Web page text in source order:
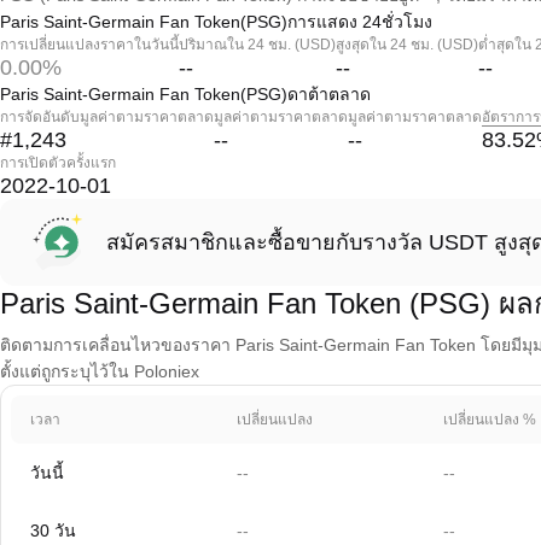
Paris Saint-Germain Fan Token(PSG)การแสดง 24ชั่วโมง
การเปลี่ยนแปลงราคาในวันนี้
0.00%
ปริมาณใน 24 ชม. (USD)
--
สูงสุดใน 24 ชม. (USD)
--
ต่ำสุดใน
--
Paris Saint-Germain Fan Token(PSG)ดาต้าตลาด
การจัดอันดับมูลค่าตามราคาตลาด
#1,243
มูลค่าตามราคาตลาด
--
มูลค่าตามราคาตลาด
--
อัตรากา
83.52
การเปิดตัวครั้งแรก
2022-10-01
สมัครสมาชิกและซื้อขายกับรางวัล USDT สูงสุ
Paris Saint-Germain Fan Token (PSG) ผ
ติดตามการเคลื่อนไหวของราคา Paris Saint-Germain Fan Token โดย
ตั้งแต่ถูกระบุไว้ใน Poloniex
เวลา เปลี่ยนแปลง เปลี่ยนแปลง %
วันนี้ -- --
30 วัน -- --